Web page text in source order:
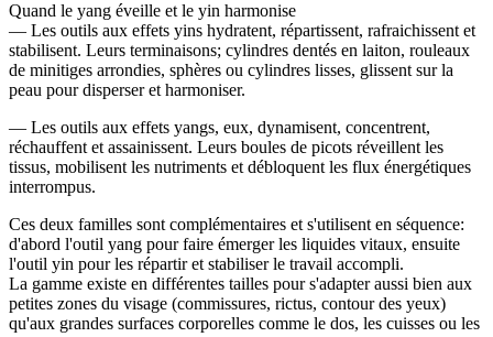
Quand le yang éveille et le yin harmonise
— Les outils aux effets yins hydratent, répartissent, rafraichissent et
stabilisent. Leurs terminaisons; cylindres dentés en laiton, rouleaux
de minitiges arrondies, sphères ou cylindres lisses, glissent sur la
peau pour disperser et harmoniser.
— Les outils aux effets yangs, eux, dynamisent, concentrent,
réchauffent et assainissent. Leurs boules de picots réveillent les
tissus, mobilisent les nutriments et débloquent les flux énergétiques
interrompus.
Ces deux familles sont complémentaires et s'utilisent en séquence:
d'abord l'outil yang pour faire émerger les liquides vitaux, ensuite
l'outil yin pour les répartir et stabiliser le travail accompli.
La gamme existe en différentes tailles pour s'adapter aussi bien aux
petites zones du visage (commissures, rictus, contour des yeux)
qu'aux grandes surfaces corporelles comme le dos, les cuisses ou les